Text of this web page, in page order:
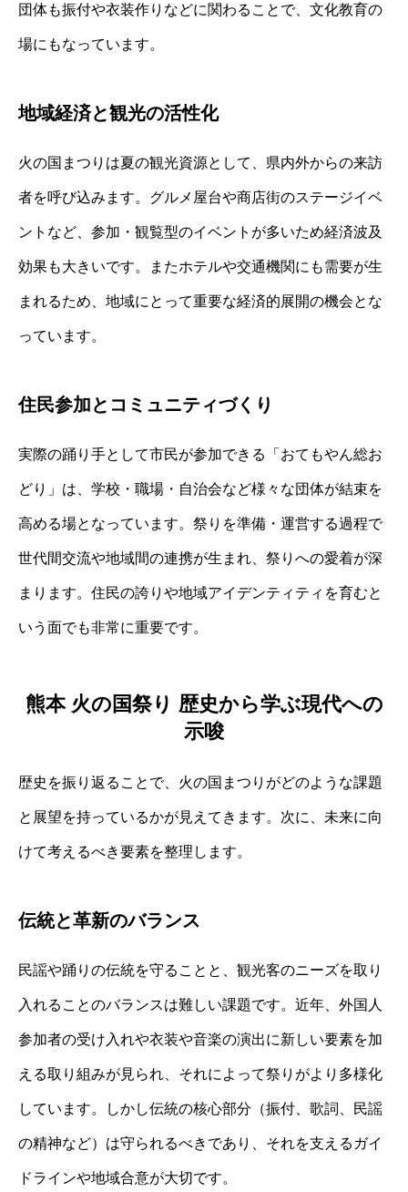
団体も振付や衣装作りなどに関わることで、文化教育の
場にもなっています。
地域経済と観光の活性化
火の国まつりは夏の観光資源として、県内外からの来訪
者を呼び込みます。グルメ屋台や商店街のステージイベ
ントなど、参加・観覧型のイベントが多いため経済波及
効果も大きいです。またホテルや交通機関にも需要が生
まれるため、地域にとって重要な経済的展開の機会とな
っています。
住民参加とコミュニティづくり
実際の踊り手として市民が参加できる「おてもやん総お
どり」は、学校・職場・自治会など様々な団体が結束を
高める場となっています。祭りを準備・運営する過程で
世代間交流や地域間の連携が生まれ、祭りへの愛着が深
まります。住民の誇りや地域アイデンティティを育むと
いう面でも非常に重要です。
熊本 火の国祭り 歴史から学ぶ現代への
示唆
歴史を振り返ることで、火の国まつりがどのような課題
と展望を持っているかが見えてきます。次に、未来に向
けて考えるべき要素を整理します。
伝統と革新のバランス
民謡や踊りの伝統を守ることと、観光客のニーズを取り
入れることのバランスは難しい課題です。近年、外国人
参加者の受け入れや衣装や音楽の演出に新しい要素を加
える取り組みが見られ、それによって祭りがより多様化
しています。しかし伝統の核心部分（振付、歌詞、民謡
の精神など）は守られるべきであり、それを支えるガイ
ドラインや地域合意が大切です。